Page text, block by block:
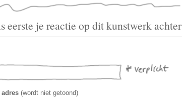
eerste je reactie op dit kunstwerk achter
(wordt niet getoond)